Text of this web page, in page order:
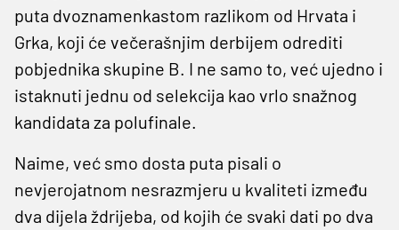
puta dvoznamenkastom razlikom od Hrvata i
Grka, koji će večerašnjim derbijem odrediti
pobjednika skupine B. I ne samo to, već ujedno i
istaknuti jednu od selekcija kao vrlo snažnog
kandidata za polufinale.
Naime, već smo dosta puta pisali o
nevjerojatnom nesrazmjeru u kvaliteti između
dva dijela ždrijeba, od kojih će svaki dati po dva